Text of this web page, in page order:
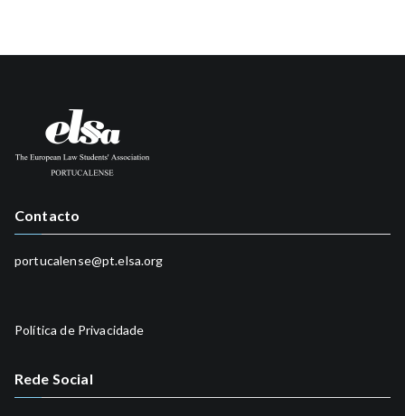
Contacto
portucalense@pt.elsa.org
Política de Privacidade
Rede Social